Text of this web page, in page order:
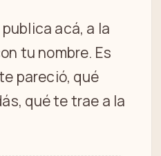
acá, a la
tu nombre. Es
pareció, qué
qué te trae a la